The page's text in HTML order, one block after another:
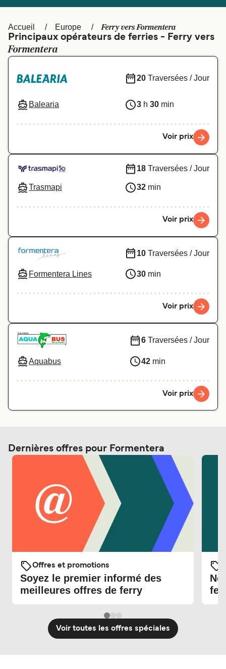
Deutschland Schweiz (DE)
Indonesia المغرب
Accueil Europe Ferry vers Formentera
Principaux opérateurs de ferries - Ferry vers
Formentera
Balearia
20 Traversées / Jour
3 h 30 min
Voir prix
Trasmapi
18 Traversées / Jour
32 min
Voir prix
Formentera Lines
10 Traversées / Jour
30 min
Voir prix
Aquabus
6 Traversées / Jour
42 min
Voir prix
Dernières offres pour Formentera
Offres et promotions
Soyez le premier informé des
meilleures offres de ferry
Voir toutes les offres spéciales